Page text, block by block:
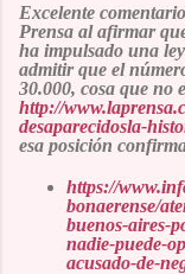
Excelente
Prensa al afirmar
ha impulsado una
admitir que el
30.000, cosa que no
http://
desaparecidosla-
esa posición
https://
bonaerense/
buenos-aires-
nadie-puede-
acusado-de-